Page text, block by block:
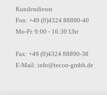
Kundendienst
Fon: +49 (0)4324 88890-40
Mo-Fr. 9:00 - 16:30 Uhr
Fax: +49 (0)4324 88890-38
E-Mail: info@tecon-gmbh.de